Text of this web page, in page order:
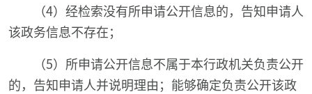
（4）经检索没有所申请公开信息的，告知申请人
该政务信息不存在；
（5）所申请公开信息不属于本行政机关负责公开
的，告知申请人并说明理由；能够确定负责公开该政